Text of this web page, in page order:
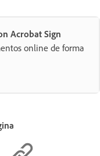
Acrobat Sign
online de forma